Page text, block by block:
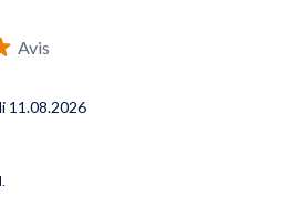
Avis
11.08.2026